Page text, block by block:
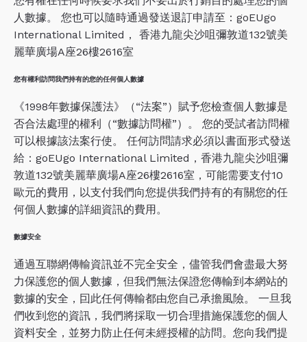
人數據。 您也可以隨時通過發送退訂申請至：goEUgo
International Limited， 香港九龍尖沙咀彌敦道132號美
麗華廣場A座26樓2616室
您有權利訪問我們持有的您的任何個人數據
《1998年數據保護法》（“法案”）賦予您檢查個人數據是
否合法處理的權利（“數據訪問權”）。 您的受試者訪問權
可以根據該法案行使。 任何訪問請求必須以書面形式發送
給：goEUgo International Limited，香港九龍尖沙咀彌
敦道132號美麗華廣場A座26樓2616室，可能需要支付10
歐元的費用，以支付我們向您提供我們持有的有關您的任
何個人數據的詳細資訊的費用。
數據安全
通過互聯網傳輸資訊並不完全安全，儘管我們會盡最大努
力保護您的個人數據，但我們無法保證您傳輸到本網站的
數據的安全，囙此任何傳輸都由您自己承擔風險。 一旦我
們收到您的資訊，我們將採取一切合理措施保護您的個人
資料安全，並努力防止任何未經授權的訪問。您向我們提